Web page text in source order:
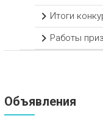
Итоги
Работы
Объявления